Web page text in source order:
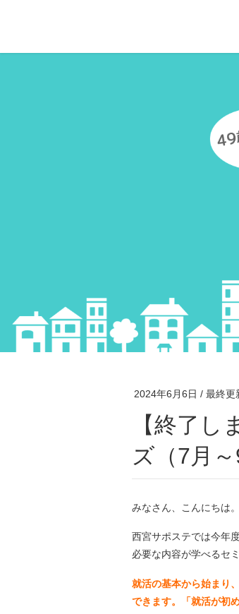
2024年6月6日 / 最終更
【終了しました】まずはココから！就活セミナー
ズ（7月～
みなさん、こんにちは。
西宮サポステでは今年
必要な内容が学べるセ
就活の基本から始まり
できます。「就活が初